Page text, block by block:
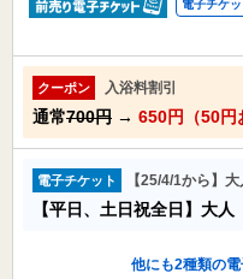
電子チケ
クーポン 入浴料割引
通常700円 → 650円（50円
電子チケット 【25/4/1から】
【平日、土日祝全日】大人
他にも2種類の